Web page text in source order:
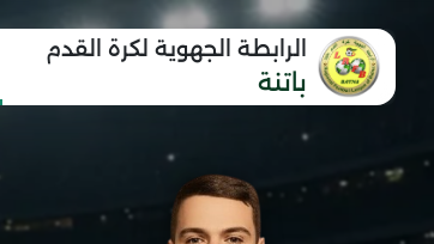
الرابطة الجهوية لكرة القدم
باتنة